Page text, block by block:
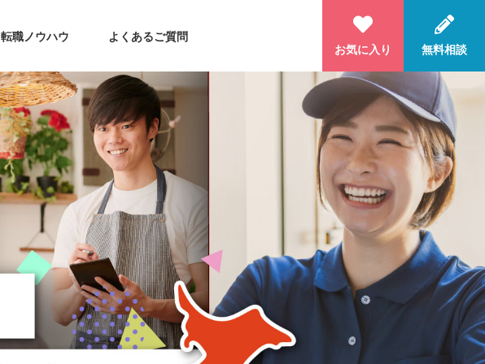
転職ノウハウ
よくあるご質問
お気に入り
無料相談